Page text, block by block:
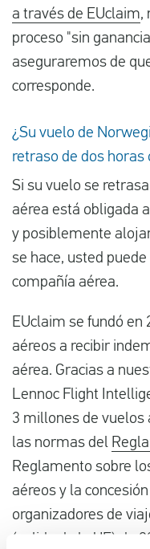
a través de EUclaim,
proceso "sin
aseguraremos de
corresponde.
¿Su vuelo de
retraso de dos horas
Si su vuelo se
aérea está obligada
y posiblemente
se hace, usted
compañía aérea.
EUclaim se fundó en
aéreos a recibir
aérea. Gracias a
Lennoc Flight
3 millones de vuelos
las normas del
Reglamento sobre
aéreos y la
organizadores de
(salida de la UE) de